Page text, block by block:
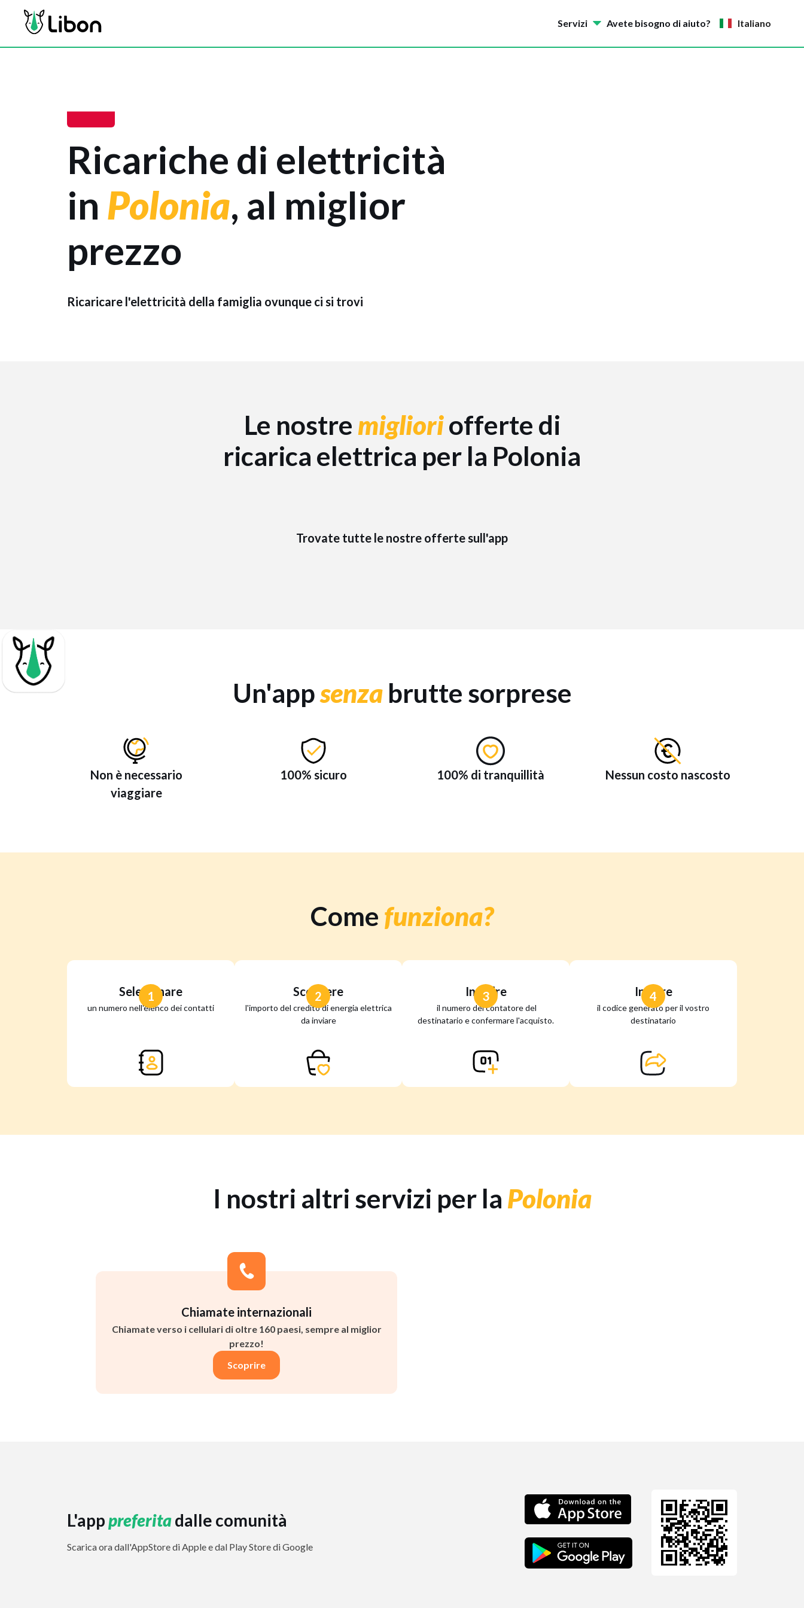
Servizi Avete bisogno di aiuto? Italiano
Ricariche di elettricità
in Polonia, al miglior
prezzo
Ricaricare l'elettricità della famiglia ovunque ci si trovi
Le nostre miglioriofferte di
ricarica elettrica per la Polonia
Trovate tutte le nostre offerte sull'app
Un'appsenzabrutte sorprese
Non è necessario
viaggiare
100% sicuro 100% di tranquillità Nessun costo nascosto
Come funziona?
Selezionare
un numero nell'elenco dei contatti
1 Scegliere
l'importo del credito di energia elettrica
da inviare
2 Inserire
il numero del contatore del
destinatario e confermare l'acquisto.
3 Inviare
il codice generato per il vostro
destinatario
4
I nostri altri servizi per la Polonia
Chiamate internazionali
Chiamate verso i cellulari di oltre 160 paesi, sempre al miglior
prezzo!
Scoprire
L'apppreferitadalle comunità
Scarica ora dall'AppStore di Apple e dal Play Store di Google